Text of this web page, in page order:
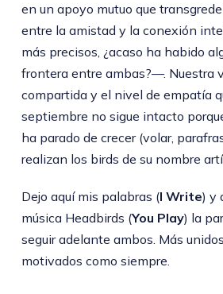
en un apoyo mutuo que
entre la amistad y la conexión
más precisos, ¿acaso ha habido
frontera entre ambas?—. Nuestra
compartida y el nivel de empatía
septiembre no sigue intacto
ha parado de crecer (volar,
realizan los birds de su nombre
Dejo aquí mis palabras (I Write) y
música Headbirds (You Play) la
seguir adelante ambos. Más
motivados como siempre.